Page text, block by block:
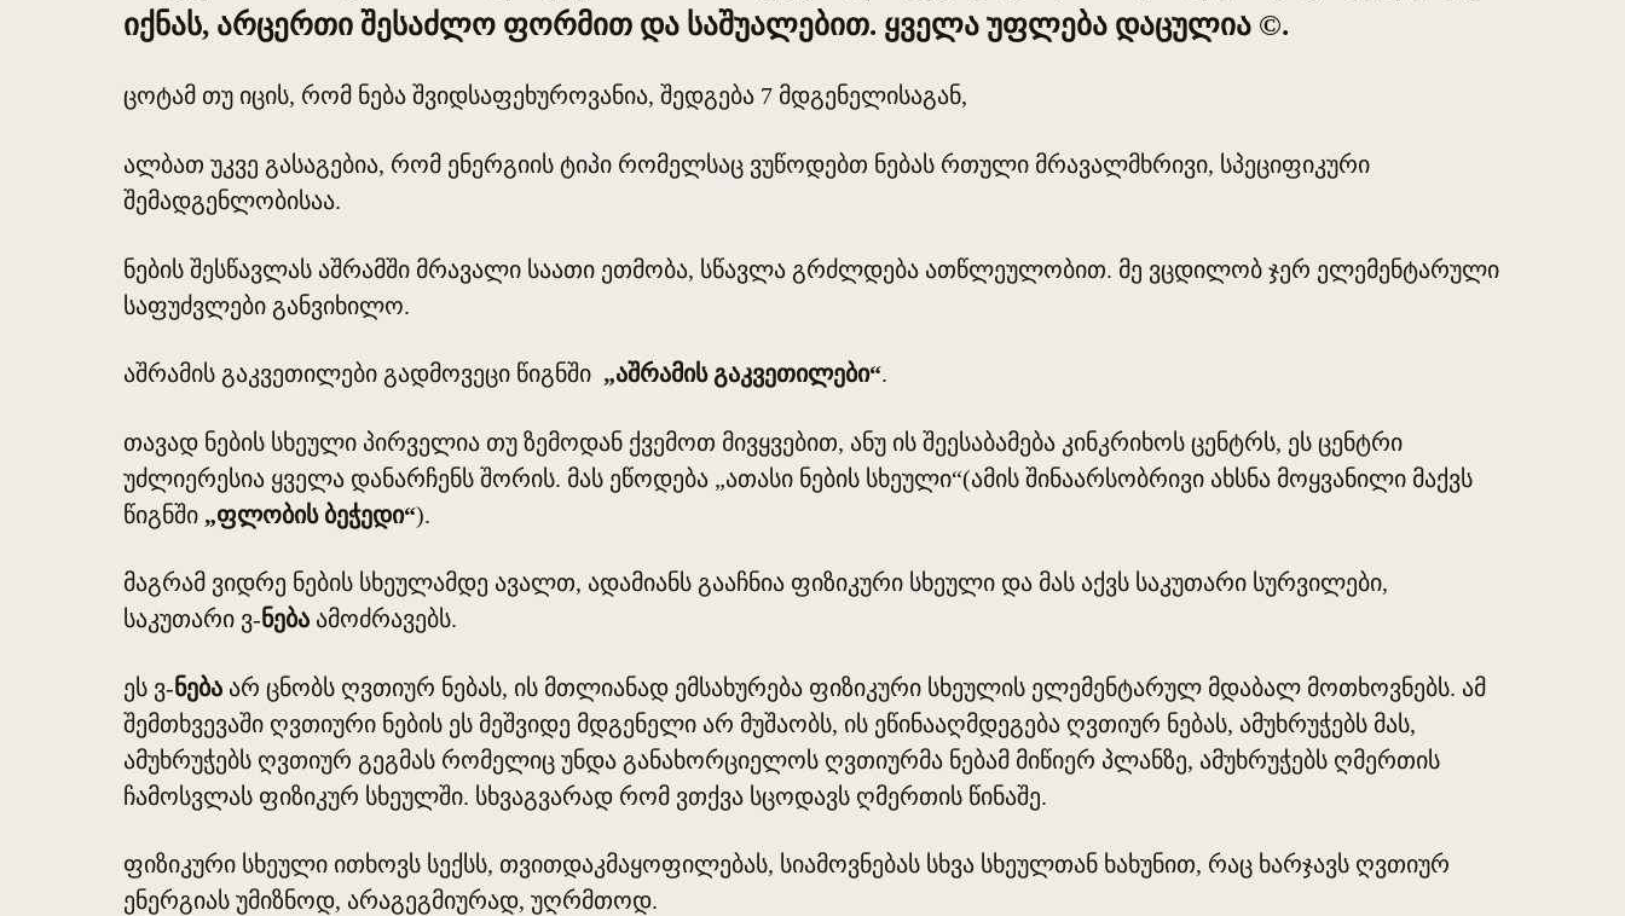
იქნას, არცერთი შესაძლო ფორმით და საშუალებით. ყველა უფლება დაცულია ©.
ცოტამ თუ იცის, რომ ნება შვიდსაფეხუროვანია, შედგება 7 მდგენელისაგან,
ალბათ უკვე გასაგებია, რომ ენერგიის ტიპი რომელსაც ვუწოდებთ ნებას რთული მრავალმხრივი, სპეციფიკური
შემადგენლობისაა.
ნების შესწავლას აშრამში მრავალი საათი ეთმობა, სწავლა გრძლდება ათწლეულობით. მე ვცდილობ ჯერ ელემენტარული
საფუძვლები განვიხილო.
აშრამის გაკვეთილები გადმოვეცი წიგნში „აშრამის გაკვეთილები“.
თავად ნების სხეული პირველია თუ ზემოდან ქვემოთ მივყვებით, ანუ ის შეესაბამება კინკრიხოს ცენტრს, ეს ცენტრი
უძლიერესია ყველა დანარჩენს შორის. მას ეწოდება „ათასი ნების სხეული“(ამის შინაარსობრივი ახსნა მოყვანილი მაქვს
წიგნში „ფლობის ბეჭედი“).
მაგრამ ვიდრე ნების სხეულამდე ავალთ, ადამიანს გააჩნია ფიზიკური სხეული და მას აქვს საკუთარი სურვილები,
საკუთარი ვ-ნება ამოძრავებს.
ეს ვ-ნება არ ცნობს ღვთიურ ნებას, ის მთლიანად ემსახურება ფიზიკური სხეულის ელემენტარულ მდაბალ მოთხოვნებს. ამ
შემთხვევაში ღვთიური ნების ეს მეშვიდე მდგენელი არ მუშაობს, ის ეწინააღმდეგება ღვთიურ ნებას, ამუხრუჭებს მას,
ამუხრუჭებს ღვთიურ გეგმას რომელიც უნდა განახორციელოს ღვთიურმა ნებამ მიწიერ პლანზე, ამუხრუჭებს ღმერთის
ჩამოსვლას ფიზიკურ სხეულში. სხვაგვარად რომ ვთქვა სცოდავს ღმერთის წინაშე.
ფიზიკური სხეული ითხოვს სექსს, თვითდაკმაყოფილებას, სიამოვნებას სხვა სხეულთან ხახუნით, რაც ხარჯავს ღვთიურ
ენერგიას უმიზნოდ, არაგეგმიურად, უღრმთოდ.